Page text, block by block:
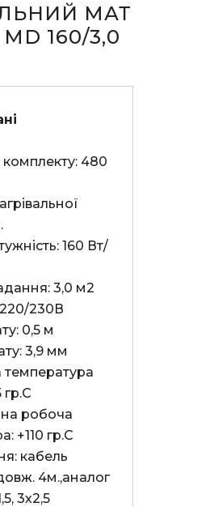
МАТ
160/3,0
комплекту: 480
160 Вт/
3,0 м2
230В
0,5 м
3,9 мм
температура
гр.С
робоча
+110 гр.С
кабель
4м.,аналог
3х2,5